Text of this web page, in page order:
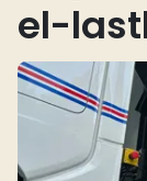
el-